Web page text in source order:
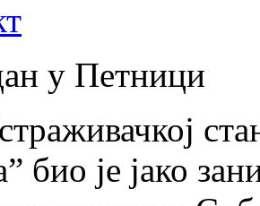
у Петници
био је јако